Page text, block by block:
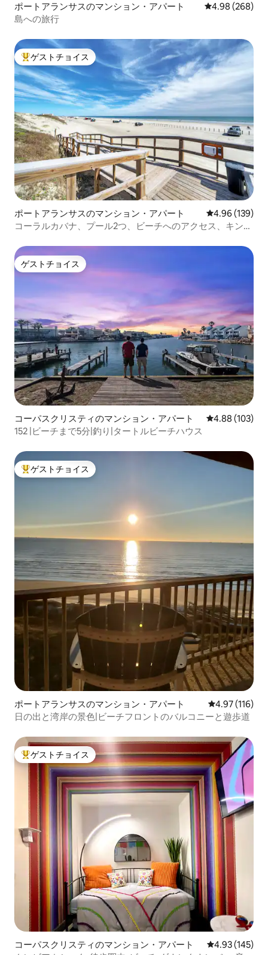
ポートアランサスのマンション・アパート レビュー268
4.98 (268)
島への旅行
大好評のゲストチョイスです。
ゲストチョイス
ポートアランサスのマンション・アパート レビュー139
4.96 (139)
コーラルカバナ、プール2つ、ビーチへのアクセス、キング
ゲストチョイス
ゲストチョイス
コーパスクリスティのマンション・アパート レビュー103
4.88 (103)
152 |ビーチまで5分|釣り|タートルビーチハウス
大好評のゲストチョイスです。
ゲストチョイス
ポートアランサスのマンション・アパート レビュー116
4.97 (116)
日の出と湾岸の景色|ビーチフロントのバルコニーと遊歩道
大好評のゲストチョイスです。
ゲストチョイス
コーパスクリスティのマンション・アパート レビュー145
4.93 (145)